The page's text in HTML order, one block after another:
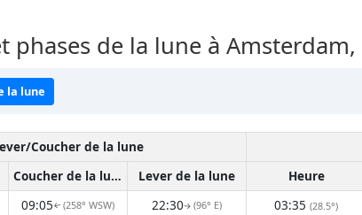
phases de la lune à Amsterdam,
la lune
Coucher de la lune
Coucher de la lune Lever de la lune Heure
09:05↑(258° WSW) 22:30↑(96° E) 03:35 (28.5°)